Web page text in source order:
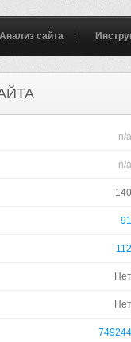
Анализ сайта
n/a
n/a
140
91
112
Нет
Нет
749244